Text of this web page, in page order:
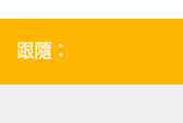
跟隨：